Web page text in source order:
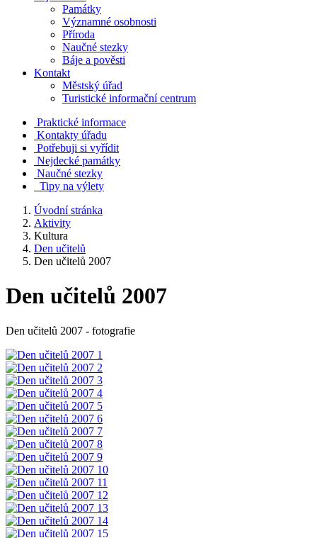
Památky
Významné osobnosti
Příroda
Naučné stezky
Báje a pověsti
Kontakt
Městský úřad
Turistické informační centrum
Praktické informace
Kontakty úřadu
Potřebuji si vyřídit
Nejdecké památky
Naučné stezky
Tipy na výlety
Úvodní stránka
Aktivity
Kultura
Den učitelů
Den učitelů 2007
Den učitelů 2007
Den učitelů 2007 - fotografie